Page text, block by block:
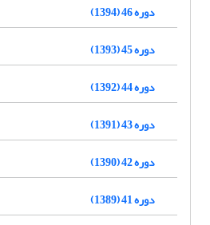
دوره 46 (1394)
دوره 45 (1393)
دوره 44 (1392)
دوره 43 (1391)
دوره 42 (1390)
دوره 41 (1389)